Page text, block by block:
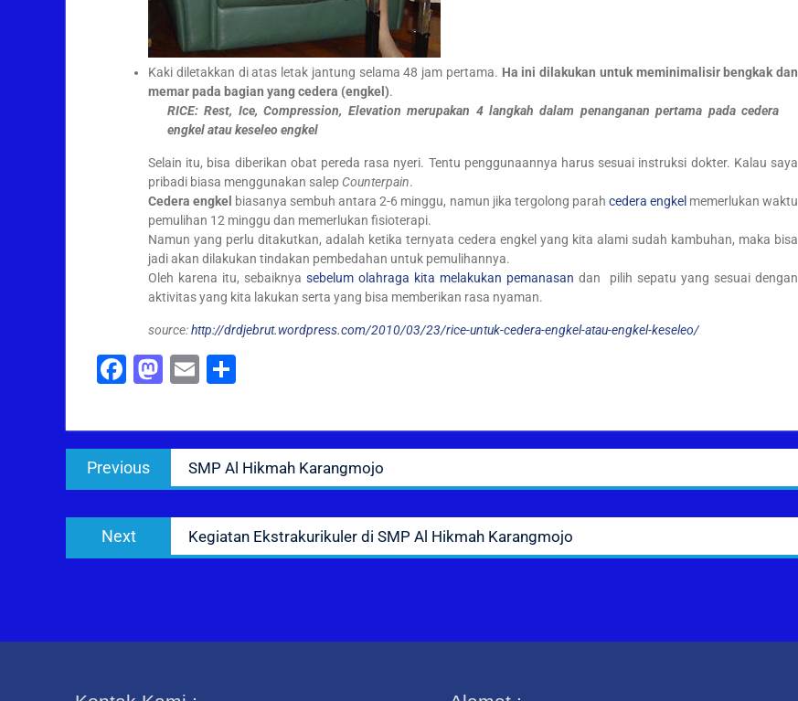
Kaki diletakkan di atas letak jantung selama 48 jam pertama. Ha ini dilakukan untuk meminimalisir bengkak dan
memar pada bagian yang cedera (engkel).
RICE: Rest, Ice, Compression, Elevation merupakan 4 langkah dalam penanganan pertama pada cedera
engkel atau keseleo engkel
Selain itu, bisa diberikan obat pereda rasa nyeri. Tentu penggunaannya harus sesuai instruksi dokter. Kalau saya
pribadi biasa menggunakan salep Counterpain.
Cedera engkel biasanya sembuh antara 2-6 minggu, namun jika tergolong parah cedera engkel memerlukan waktu
pemulihan 12 minggu dan memerlukan fisioterapi.
Namun yang perlu ditakutkan, adalah ketika ternyata cedera engkel yang kita alami sudah kambuhan, maka bisa
jadi akan dilakukan tindakan pembedahan untuk pemulihannya.
Oleh karena itu, sebaiknya sebelum olahraga kita melakukan pemanasan dan pilih sepatu yang sesuai dengan
aktivitas yang kita lakukan serta yang bisa memberikan rasa nyaman.
source:http://drdjebrut.wordpress.com/2010/03/23/rice-untuk-cedera-engkel-atau-engkel-keseleo/
Facebook
Mastodon
Email
Post
navigation
Previous
Previous
post:
SMP Al Hikmah Karangmojo
Next
post:
Kegiatan Ekstrakurikuler di SMP Al Hikmah Karangmojo